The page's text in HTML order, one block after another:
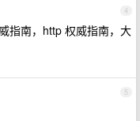
4
指南，http 权威指南，大
5